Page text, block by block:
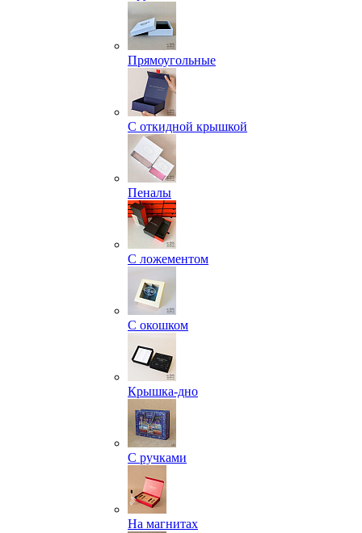
Прямоугольные
С откидной крышкой
Пеналы
С ложементом
С окошком
Крышка-дно
С ручками
На магнитах